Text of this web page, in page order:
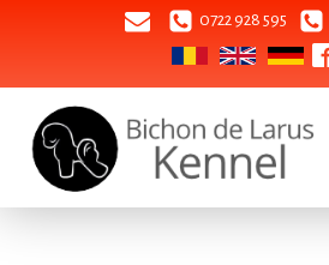
0722 928 595